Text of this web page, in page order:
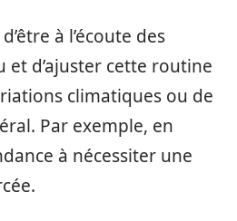
à l’écoute des
et d’ajuster cette routine
climatiques ou de
Par exemple, en
à nécessiter une